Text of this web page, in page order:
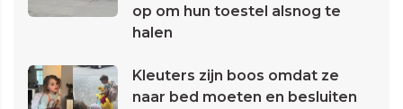
op om hun toestel alsnog te
halen
Kleuters zijn boos omdat ze
naar bed moeten en besluiten